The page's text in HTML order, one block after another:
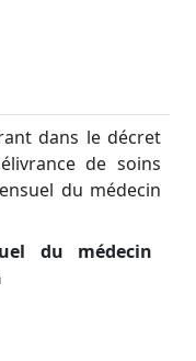
dans le décret
de soins
du médecin
du médecin